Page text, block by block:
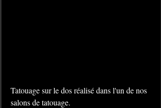
Tatouage sur le dos réalisé dans l'un de nos
salons de tatouage.